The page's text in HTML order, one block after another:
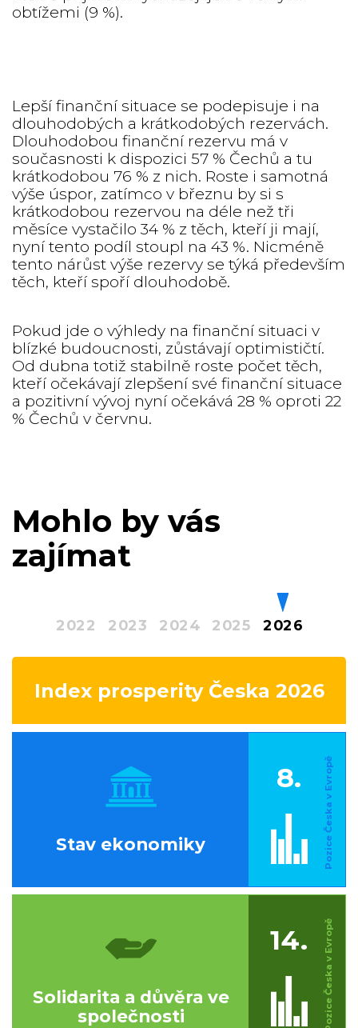
obtížemi (9 %).
Lepší finanční situace se podepisuje i na
dlouhodobých a krátkodobých rezervách.
Dlouhodobou finanční rezervu má v
současnosti k dispozici 57 % Čechů a tu
krátkodobou 76 % z nich. Roste i samotná
výše úspor, zatímco v březnu by si s
krátkodobou rezervou na déle než tři
měsíce vystačilo 34 % z těch, kteří ji mají,
nyní tento podíl stoupl na 43 %. Nicméně
tento nárůst výše rezervy se týká především
těch, kteří spoří dlouhodobě.
Pokud jde o výhledy na finanční situaci v
blízké budoucnosti, zůstávají optimističtí.
Od dubna totiž stabilně roste počet těch,
kteří očekávají zlepšení své finanční situace
a pozitivní vývoj nyní očekává 28 % oproti 22
% Čechů v červnu.
Mohlo by vás
zajímat
2022 2023 2024 2025 2026
Index prosperity Česka 2026
Stav ekonomiky
8.
Solidarita a důvěra ve
společnosti
14.